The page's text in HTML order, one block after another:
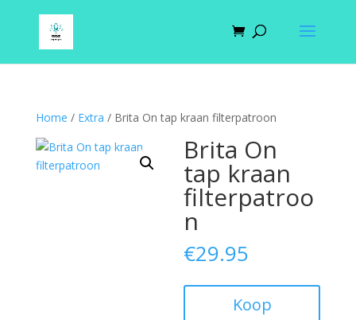
Home / Extra / Brita On tap kraan filterpatroon
Brita On
tap kraan
filterpatroo
n
€29.95
Koop